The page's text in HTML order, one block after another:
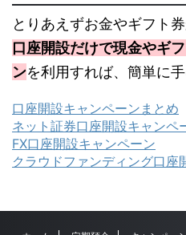
とりあえずお金やギフト
口座開設だけで現金やギ
ンを利用すれば、簡単に
口座開設キャンペーンまとめ
ネット証券口座開設キャンペ
FX口座開設キャンペーン
クラウドファンディング口座